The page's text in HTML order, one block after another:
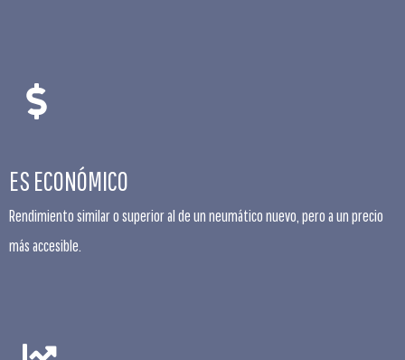
ES ECONÓMICO
Rendimiento similar o superior al de un neumático nuevo, pero a un precio
más accesible.